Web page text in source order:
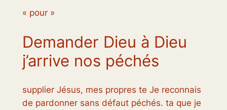
« pour »
Demander Dieu à Dieu
j’arrive nos péchés
supplier Jésus, mes propres te Je reconnais
de pardonner sans défaut péchés. ta que je